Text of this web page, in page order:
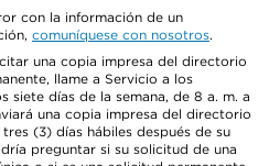
con la información de un
comuníquese con nosotros.
una copia impresa del directorio
llame a Servicio a los
siete días de la semana, de 8 a. m. a
una copia impresa del directorio
(3) días hábiles después de su
preguntar si su solicitud de una